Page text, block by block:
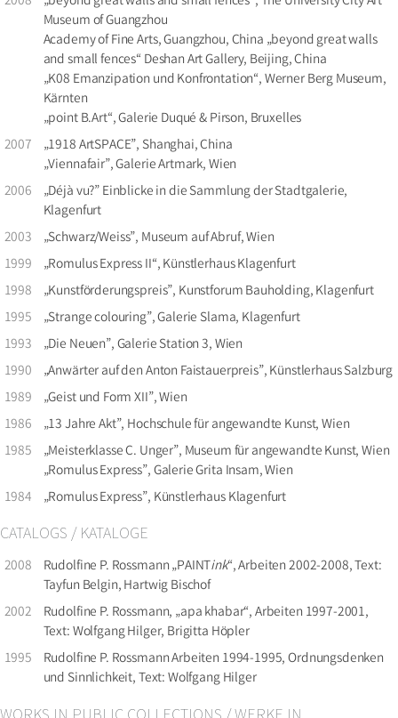
Museum of Guangzhou
Academy of Fine Arts, Guangzhou, China „beyond great walls
and small fences“ Deshan Art Gallery, Beijing, China
„K08 Emanzipation und Konfrontation“, Werner Berg Museum,
Kärnten
„point B.Art“, Galerie Duqué & Pirson, Bruxelles
2007
„1918 ArtSPACE”, Shanghai, China
„Viennafair”, Galerie Artmark, Wien
2006
„Déjà vu?” Einblicke in die Sammlung der Stadtgalerie,
Klagenfurt
2003
„Schwarz/Weiss”, Museum auf Abruf, Wien
1999
„Romulus Express II“, Künstlerhaus Klagenfurt
1998
„Kunstförderungspreis”, Kunstforum Bauholding, Klagenfurt
1995
„Strange colouring”, Galerie Slama, Klagenfurt
1993
„Die Neuen”, Galerie Station 3, Wien
1990
„Anwärter auf den Anton Faistauerpreis”, Künstlerhaus Salzburg
1989
„Geist und Form XII”, Wien
1986
„13 Jahre Akt”, Hochschule für angewandte Kunst, Wien
1985
„Meisterklasse C. Unger”, Museum für angewandte Kunst, Wien
„Romulus Express”, Galerie Grita Insam, Wien
1984
„Romulus Express”, Künstlerhaus Klagenfurt
CATALOGS / KATALOGE
2008 Rudolfine P. Rossmann „PAINTink“, Arbeiten 2002-2008, Text:
Tayfun Belgin, Hartwig Bischof
2002
Rudolfine P. Rossmann, „apa khabar“, Arbeiten 1997-2001,
Text: Wolfgang Hilger, Brigitta Höpler
1995
Rudolfine P. Rossmann Arbeiten 1994-1995, Ordnungsdenken
und Sinnlichkeit, Text: Wolfgang Hilger
WORKS IN PUBLIC COLLECTIONS / WERKE IN